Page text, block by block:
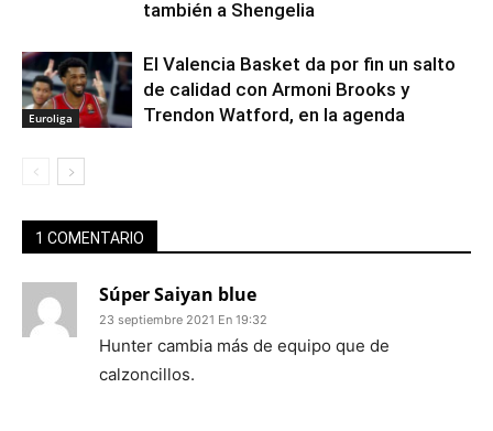
también a Shengelia
Euroliga
El Valencia Basket da por fin un salto
de calidad con Armoni Brooks y
Trendon Watford, en la agenda
1 COMENTARIO
Súper Saiyan blue
23 septiembre 2021 En 19:32
Hunter cambia más de equipo que de
calzoncillos.